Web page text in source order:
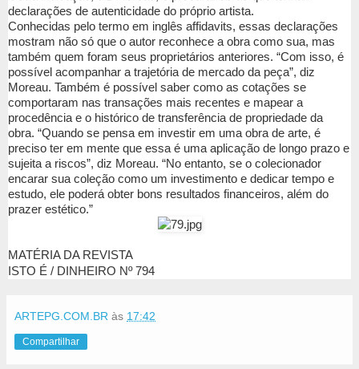
declarações de autenticidade do próprio artista.
Conhecidas pelo termo em inglês affidavits, essas declarações
mostram não só que o autor reconhece a obra como sua, mas
também quem foram seus proprietários anteriores. “Com isso, é
possível acompanhar a trajetória de mercado da peça”, diz
Moreau. Também é possível saber como as cotações se
comportaram nas transações mais recentes e mapear a
procedência e o histórico de transferência de propriedade da
obra. “Quando se pensa em investir em uma obra de arte, é
preciso ter em mente que essa é uma aplicação de longo prazo e
sujeita a riscos”, diz Moreau. “No entanto, se o colecionador
encarar sua coleção como um investimento e dedicar tempo e
estudo, ele poderá obter bons resultados financeiros, além do
prazer estético.”
MATÉRIA DA REVISTA
ISTO É / DINHEIRO Nº 794
ARTEPG.COM.BR às 17:42
Compartilhar